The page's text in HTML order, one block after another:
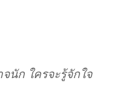
จนัก ใครจะรู้จักใจ